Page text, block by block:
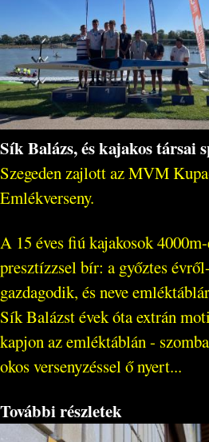
Sík Balázs, és kajakos társai
Szegeden zajlott az MVM
Emlékverseny.
A 15 éves fiú kajakosok
presztízzsel bír: a győztes
gazdagodik, és neve
Sík Balázst évek óta extrán
kapjon az emléktáblán -
okos versenyzéssel ő nyert...
További részletek